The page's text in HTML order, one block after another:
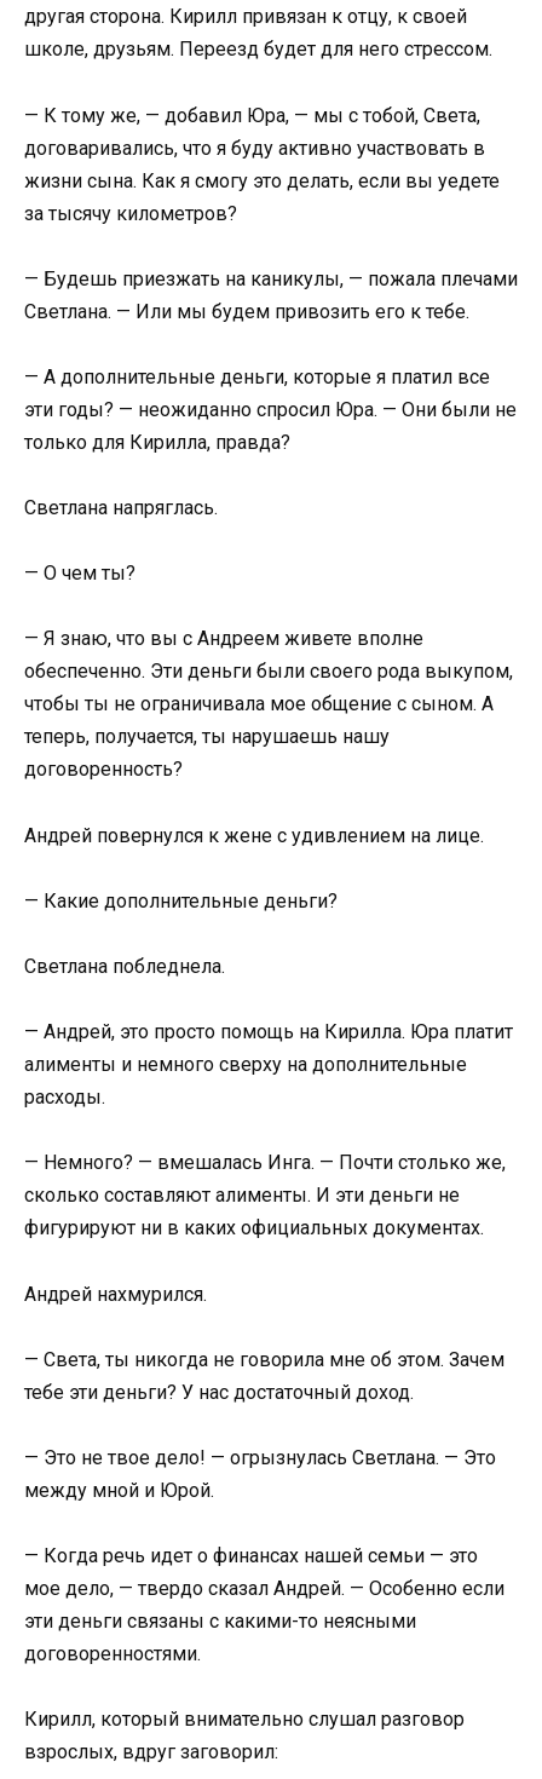
другая сторона. Кирилл привязан к отцу, к своей
школе, друзьям. Переезд будет для него стрессом.
— К тому же, — добавил Юра, — мы с тобой, Света,
договаривались, что я буду активно участвовать в
жизни сына. Как я смогу это делать, если вы уедете
за тысячу километров?
— Будешь приезжать на каникулы, — пожала плечами
Светлана. — Или мы будем привозить его к тебе.
— А дополнительные деньги, которые я платил все
эти годы? — неожиданно спросил Юра. — Они были не
только для Кирилла, правда?
Светлана напряглась.
— О чем ты?
— Я знаю, что вы с Андреем живете вполне
обеспеченно. Эти деньги были своего рода выкупом,
чтобы ты не ограничивала мое общение с сыном. А
теперь, получается, ты нарушаешь нашу
договоренность?
Андрей повернулся к жене с удивлением на лице.
— Какие дополнительные деньги?
Светлана побледнела.
— Андрей, это просто помощь на Кирилла. Юра платит
алименты и немного сверху на дополнительные
расходы.
— Немного? — вмешалась Инга. — Почти столько же,
сколько составляют алименты. И эти деньги не
фигурируют ни в каких официальных документах.
Андрей нахмурился.
— Света, ты никогда не говорила мне об этом. Зачем
тебе эти деньги? У нас достаточный доход.
— Это не твое дело! — огрызнулась Светлана. — Это
между мной и Юрой.
— Когда речь идет о финансах нашей семьи — это
мое дело, — твердо сказал Андрей. — Особенно если
эти деньги связаны с какими-то неясными
договоренностями.
Кирилл, который внимательно слушал разговор
взрослых, вдруг заговорил: